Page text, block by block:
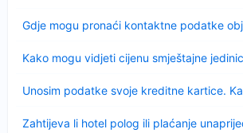
Gdje mogu pronaći kontaktne podatke
Kako mogu vidjeti cijenu smještajne
Unosim podatke svoje kreditne kartice.
Zahtijeva li hotel polog ili plaćanje